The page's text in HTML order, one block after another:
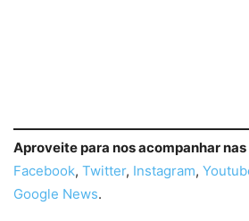
Aproveite para nos acompanhar
Facebook, Twitter, Instagram,
Google News.